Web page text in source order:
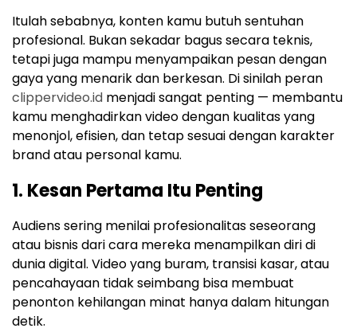
Itulah sebabnya, konten kamu butuh sentuhan
profesional. Bukan sekadar bagus secara teknis,
tetapi juga mampu menyampaikan pesan dengan
gaya yang menarik dan berkesan. Di sinilah peran
clippervideo.id menjadi sangat penting — membantu
kamu menghadirkan video dengan kualitas yang
menonjol, efisien, dan tetap sesuai dengan karakter
brand atau personal kamu.
1. Kesan Pertama Itu Penting
Audiens sering menilai profesionalitas seseorang
atau bisnis dari cara mereka menampilkan diri di
dunia digital. Video yang buram, transisi kasar, atau
pencahayaan tidak seimbang bisa membuat
penonton kehilangan minat hanya dalam hitungan
detik.